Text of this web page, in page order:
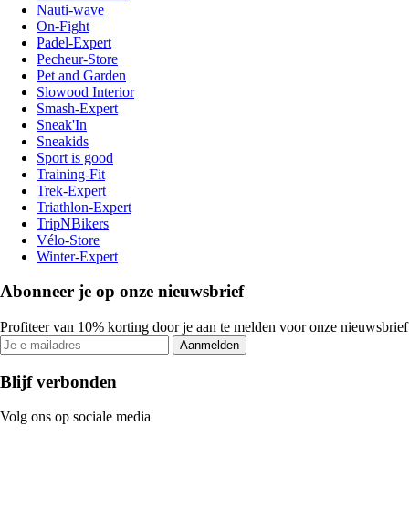
Nauti-wave
On-Fight
Padel-Expert
Pecheur-Store
Pet and Garden
Slowood Interior
Smash-Expert
Sneak'In
Sneakids
Sport is good
Training-Fit
Trek-Expert
Triathlon-Expert
TripNBikers
Vélo-Store
Winter-Expert
Abonneer je op onze nieuwsbrief
Profiteer van 10% korting door je aan te melden voor onze nieuwsbrief
Aanmelden
Blijf verbonden
Volg ons op sociale media